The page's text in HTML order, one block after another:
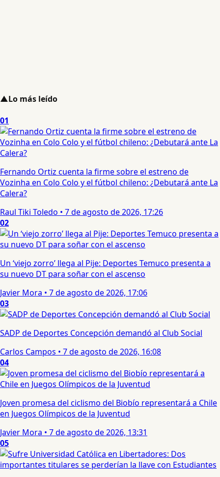
▲Lo más leído
01
Fernando Ortiz cuenta la firme sobre el estreno de
Vozinha en Colo Colo y el fútbol chileno: ¿Debutará ante La
Calera?
Raul Tiki Toledo • 7 de agosto de 2026, 17:26
02
Un ‘viejo zorro’ llega al Pije: Deportes Temuco presenta a
su nuevo DT para soñar con el ascenso
Javier Mora • 7 de agosto de 2026, 17:06
03
SADP de Deportes Concepción demandó al Club Social
Carlos Campos • 7 de agosto de 2026, 16:08
04
Joven promesa del ciclismo del Biobío representará a Chile
en Juegos Olímpicos de la Juventud
Javier Mora • 7 de agosto de 2026, 13:31
05